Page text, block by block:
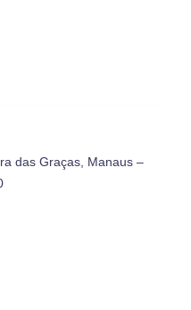
das Graças, Manaus –